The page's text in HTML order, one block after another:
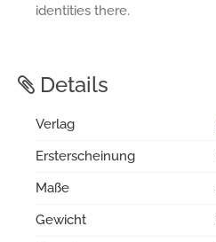
identities there.
Details
Verlag
Ersterscheinung
Maße
Gewicht